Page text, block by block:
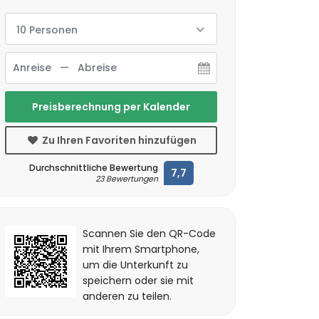
10 Personen
Preisberechnung per Kalender
Zu Ihren Favoriten hinzufügen
Durchschnittliche Bewertung
23 Bewertungen 7,7
Scannen Sie den QR-Code
mit Ihrem Smartphone,
um die Unterkunft zu
speichern oder sie mit
anderen zu teilen.